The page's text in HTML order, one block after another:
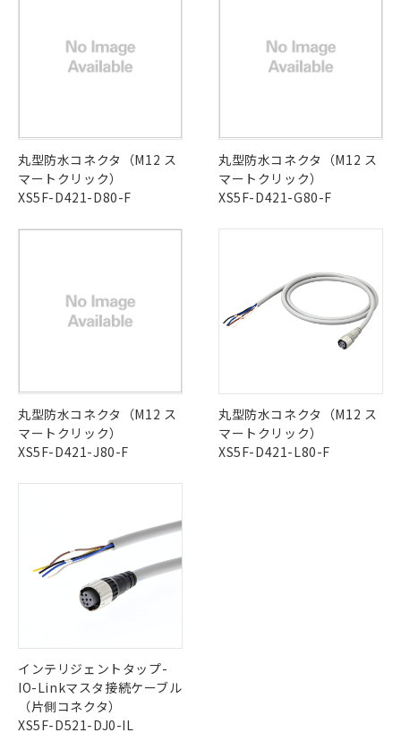
丸型防水コネクタ（M12 ス
マートクリック）
XS5F-D421-D80-F
丸型防水コネクタ（M12 ス
マートクリック）
XS5F-D421-G80-F
丸型防水コネクタ（M12 ス
マートクリック）
XS5F-D421-J80-F
丸型防水コネクタ（M12 ス
マートクリック）
XS5F-D421-L80-F
インテリジェントタップ-
IO-Linkマスタ接続ケーブル
（片側コネクタ）
XS5F-D521-DJ0-IL